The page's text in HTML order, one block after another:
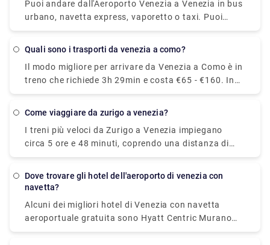
Puoi andare dall'Aeroporto Venezia a Venezia in bus
urbano, navetta express, vaporetto o taxi. Puoi
anche noleggiare un'auto senza conducente. Il
dell'autobus è di 8 EUR. La navetta raggiungerà la
destinazione in 20 minuti e dovrai pagare 7 EUR per
tale viaggio.
quali sono i trasporti da venezia a como?
Il modo migliore per arrivare da Venezia a Como è in
treno che richiede 3h 29min e costa €65 - €160. In
alternativa, puoi bus, che costa €17 - €21 e impiega
impiega 6h 10min.
come viaggiare da zurigo a venezia?
I treni più veloci da Zurigo a Venezia impiegano
circa 5 ore e 48 minuti, coprendo una distanza di
circa 361 chilometri. Nei giorni feriali, il primo treno
06:09. L'ultima partenza è solitamente intorno alle
dove trovare gli hotel dell'aeroporto di venezia con
navetta?
Alcuni dei migliori hotel di Venezia con navetta
aeroportuale gratuita sono Hyatt Centric Murano
Venice, Annia Park Hotel Venice Airport, Guest